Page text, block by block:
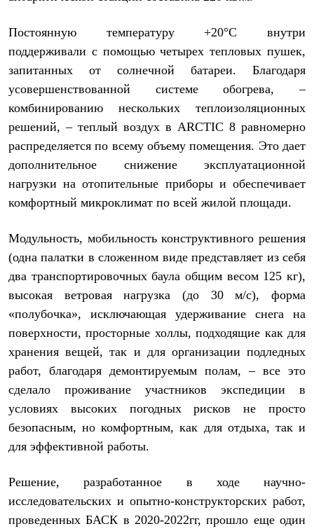
Уход за обувью
Аксессуары
Головные уборы
Шапки
Кепки и бейсболки
Повязки
Панамы
Перчатки и рукавицы
Перчатки
Рукавицы
Носки
Полезные аксессуары
Шевроны
Опушки
Термоковрики
Уход за одеждой
В Арктику
Коллекции
PEAK
ЗА ПОЛЯРНЫМ КРУГОМ
BASK kids
CITY
BASK juno
ИДЁМ В ПОХОД
Дневник капитана
Каталог дилеров
Компания
Баск сегодня
Отцы основатели
Баск в вашем городе
Контроль качества
Постоянную температуру +20°С внутри
поддерживали с помощью четырех тепловых пушек,
запитанных от солнечной батареи. Благодаря
усовершенствованной системе обогрева, –
комбинированию нескольких теплоизоляционных
решений, – теплый воздух в ARCTIC 8 равномерно
распределяется по всему объему помещения. Это дает
дополнительное снижение эксплуатационной
нагрузки на отопительные приборы и обеспечивает
комфортный микроклимат по всей жилой площади.
Модульность, мобильность конструктивного решения
(одна палатки в сложенном виде представляет из себя
два транспортировочных баула общим весом 125 кг),
высокая ветровая нагрузка (до 30 м/с), форма
«полубочка», исключающая удерживание снега на
поверхности, просторные холлы, подходящие как для
хранения вещей, так и для организации подледных
работ, благодаря демонтируемым полам, – все это
сделало проживание участников экспедиции в
условиях высоких погодных рисков не просто
безопасным, но комфортным, как для отдыха, так и
для эффективной работы.
Решение, разработанное в ходе научно-
исследовательских и опытно-конструкторских работ,
проведенных БАСК в 2020-2022гг, прошло еще один